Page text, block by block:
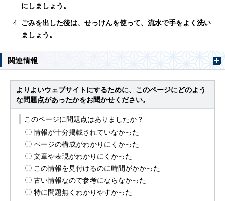
にしましょう。
ごみを出した後は、せっけんを使って、流水で手をよく洗い
ましょう。
関連情報
よりよいウェブサイトにするために、このページにどのよう
な問題点があったかをお聞かせください。
このページに問題点はありましたか？
情報が十分掲載されていなかった
ページの構成がわかりにくかった
文章や表現がわかりにくかった
この情報を見付けるのに時間がかかった
古い情報なので参考にならなかった
特に問題無くわかりやすかった